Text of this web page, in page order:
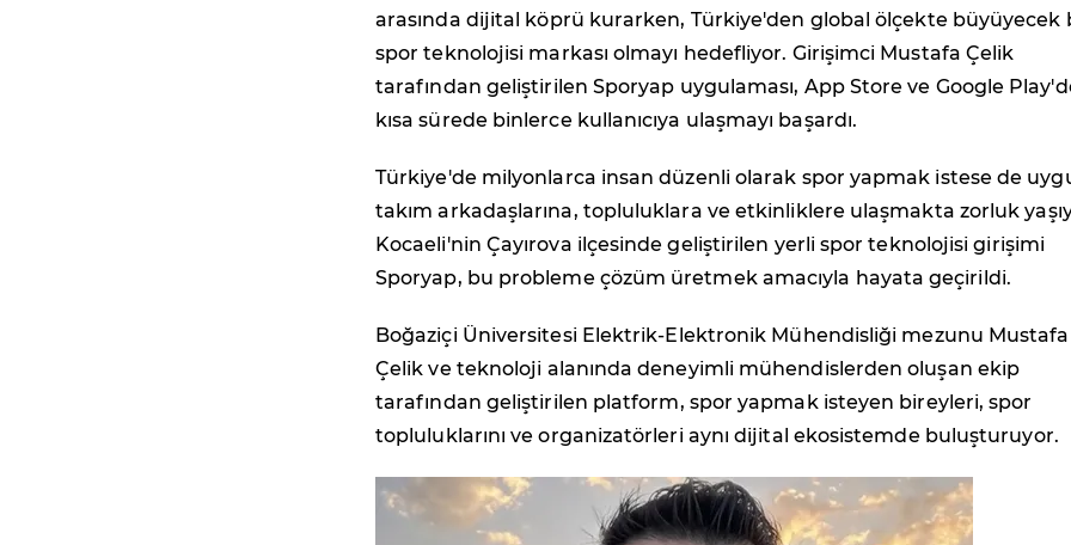
arasında dijital köprü kurarken, Türkiye'den global ölçekte büyüyecek
spor teknolojisi markası olmayı hedefliyor. Girişimci Mustafa Çelik
tarafından geliştirilen Sporyap uygulaması, App Store ve Google
kısa sürede binlerce kullanıcıya ulaşmayı başardı.
Türkiye'de milyonlarca insan düzenli olarak spor yapmak istese de
takım arkadaşlarına, topluluklara ve etkinliklere ulaşmakta zorluk
Kocaeli'nin Çayırova ilçesinde geliştirilen yerli spor teknolojisi girişimi
Sporyap, bu probleme çözüm üretmek amacıyla hayata geçirildi.
Boğaziçi Üniversitesi Elektrik-Elektronik Mühendisliği mezunu Mustafa
Çelik ve teknoloji alanında deneyimli mühendislerden oluşan ekip
tarafından geliştirilen platform, spor yapmak isteyen bireyleri, spor
topluluklarını ve organizatörleri aynı dijital ekosistemde buluşturuyor.